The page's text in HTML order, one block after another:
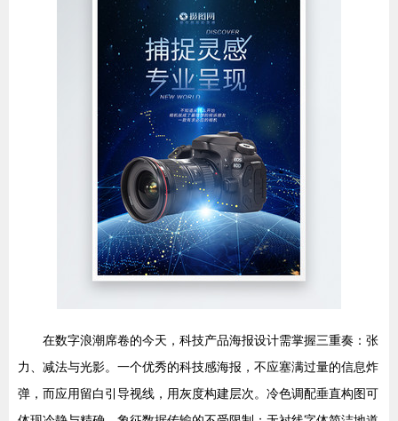
在数字浪潮席卷的今天，科技产品海报设计需掌握三重奏：张
力、减法与光影。一个优秀的科技感海报，不应塞满过量的信息炸
弹，而应用留白引导视线，用灰度构建层次。冷色调配垂直构图可